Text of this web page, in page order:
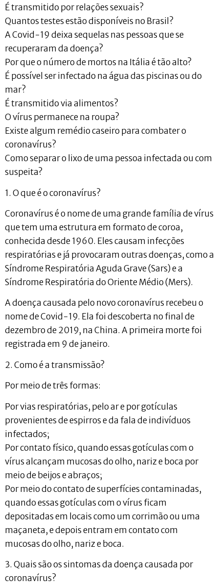
É transmitido por relações sexuais?
Quantos testes estão disponíveis no Brasil?
A Covid-19 deixa sequelas nas pessoas que se
recuperaram da doença?
Por que o número de mortos na Itália é tão alto?
É possível ser infectado na água das piscinas ou do
mar?
É transmitido via alimentos?
O vírus permanece na roupa?
Existe algum remédio caseiro para combater o
coronavírus?
Como separar o lixo de uma pessoa infectada ou com
suspeita?
1. O que é o coronavírus?
Coronavírus é o nome de uma grande família de vírus
que tem uma estrutura em formato de coroa,
conhecida desde 1960. Eles causam infecções
respiratórias e já provocaram outras doenças, como a
Síndrome Respiratória Aguda Grave (Sars) e a
Síndrome Respiratória do Oriente Médio (Mers).
A doença causada pelo novo coronavírus recebeu o
nome de Covid-19. Ela foi descoberta no final de
dezembro de 2019, na China. A primeira morte foi
registrada em 9 de janeiro.
2. Como é a transmissão?
Por meio de três formas:
Por vias respiratórias, pelo ar e por gotículas
provenientes de espirros e da fala de indivíduos
infectados;
Por contato físico, quando essas gotículas com o
vírus alcançam mucosas do olho, nariz e boca por
meio de beijos e abraços;
Por meio do contato de superfícies contaminadas,
quando essas gotículas com o vírus ficam
depositadas em locais como um corrimão ou uma
maçaneta, e depois entram em contato com
mucosas do olho, nariz e boca.
3. Quais são os sintomas da doença causada por
coronavírus?